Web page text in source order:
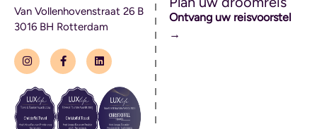
Van Vollenhovenstraat 26 B
3016 BH Rotterdam
Ontvang uw reisvoorstel
→